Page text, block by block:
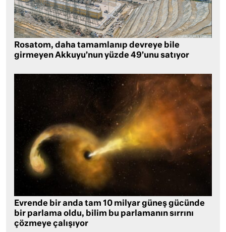
Rosatom, daha tamamlanıp devreye bile
girmeyen Akkuyu’nun yüzde 49’unu satıyor
Evrende bir anda tam 10 milyar güneş gücünde
bir parlama oldu, bilim bu parlamanın sırrını
çözmeye çalışıyor